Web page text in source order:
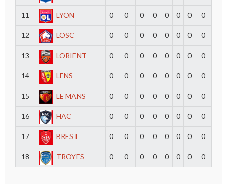
11 LYON 0 0 0 0 0 0 0 0
12 LOSC 0 0 0 0 0 0 0 0
13 LORIENT 0 0 0 0 0 0 0 0
14 LENS 0 0 0 0 0 0 0 0
15 LE MANS 0 0 0 0 0 0 0 0
16 HAC 0 0 0 0 0 0 0 0
17 BREST 0 0 0 0 0 0 0 0
18 TROYES 0 0 0 0 0 0 0 0